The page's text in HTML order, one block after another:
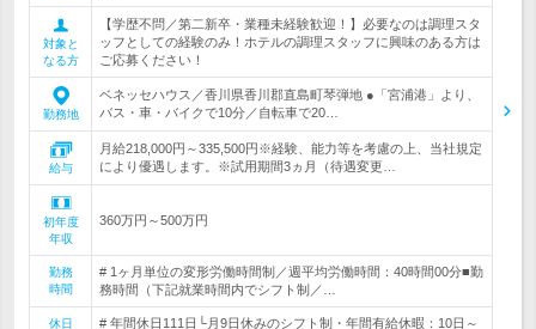
対象と
なる方
【学歴不問／第二新卒・業種未経験歓迎！】必要なのは調理スタ
ッフとしての経験のみ！ホテルの調理スタッフに興味のある方は
ご応募ください！
勤務地
ベネッセハウス／香川県香川郡直島町琴弾地 ●「宮浦港」より、
バス・車・バイクで10分／自転車で20…
給与
月給218,000円～335,500円※経験、能力等を考慮の上、当社規定
により優遇します。※試用期間3ヵ月（待遇変更…
初年度
年収
360万円～500万円
勤務
時間
# 1ヶ月単位の変形労働時間制／週平均労働時間：40時間00分■勤
務時間（下記就業時間内でシフト制／…
休日
# 年間休日111日└月9日休みのシフト制・年間有給休暇：10日～